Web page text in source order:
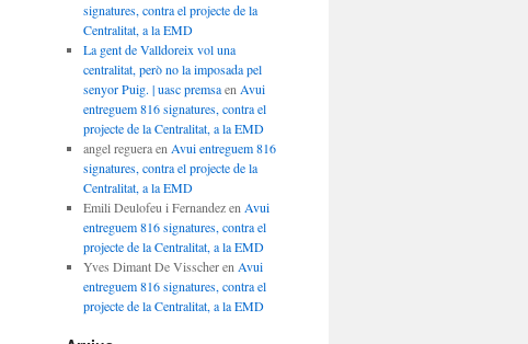
signatures, contra el projecte de la
Centralitat, a la EMD
La gent de Valldoreix vol una
centralitat, però no la imposada pel
senyor Puig. | uasc premsaen Avui
entreguem 816 signatures, contra el
projecte de la Centralitat, a la EMD
angel regueraen Avui entreguem 816
signatures, contra el projecte de la
Centralitat, a la EMD
Emili Deulofeu i Fernandezen Avui
entreguem 816 signatures, contra el
projecte de la Centralitat, a la EMD
Yves Dimant De Visscheren Avui
entreguem 816 signatures, contra el
projecte de la Centralitat, a la EMD